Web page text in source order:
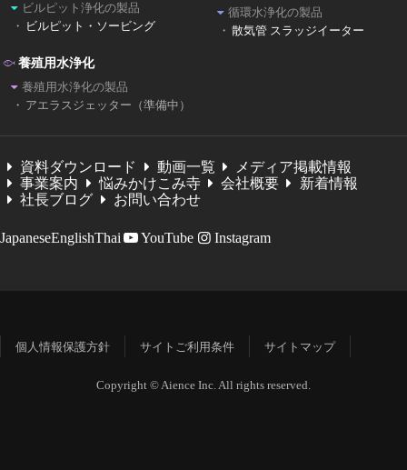
ビルピット浄化の製品
ビルピット・ソービング
循環水浄化の製品
散気管 スラッジイーター
養殖用水浄化
養殖用水浄化の製品
アエラスジェッター（準備中）
資料ダウンロード 動画一覧
メディア掲載情報
事業案内
悩みかけこみ寺 会社概要
新着情報
社長ブログ
お問い合わせ
JapaneseEnglishThai YouTube Instagram
個人情報保護方針 サイトご利用条件 サイトマップ
Copyright © Aience Inc. All rights reserved.